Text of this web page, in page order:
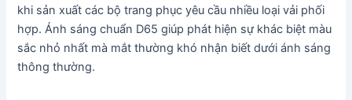
khi sản xuất các bộ trang phục yêu cầu nhiều loại vải phối
hợp. Ánh sáng chuẩn D65 giúp phát hiện sự khác biệt màu
sắc nhỏ nhất mà mắt thường khó nhận biết dưới ánh sáng
thông thường.